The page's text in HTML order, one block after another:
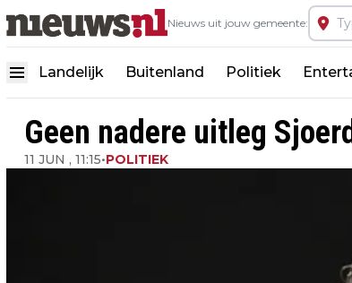
Nieuws uit jouw gemeente:
Landelijk Buitenland Politiek
Geen nadere uitleg
11 JUN , 11:15•POLITIEK